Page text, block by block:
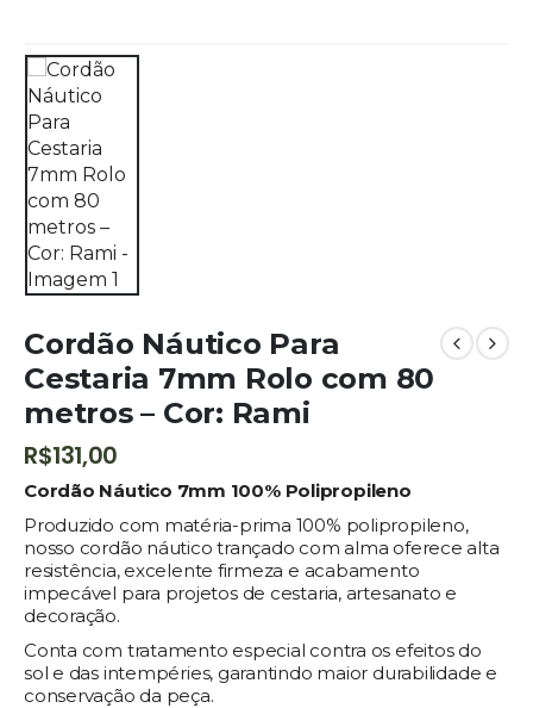
Cordão Náutico Para
Cestaria 7mm Rolo com 80
metros – Cor: Rami
R$131,00
Cordão Náutico 7mm 100% Polipropileno
Produzido com matéria-prima 100% polipropileno,
nosso cordão náutico trançado com alma oferece alta
resistência, excelente firmeza e acabamento
impecável para projetos de cestaria, artesanato e
decoração.
Conta com tratamento especial contra os efeitos do
sol e das intempéries, garantindo maior durabilidade e
conservação da peça.